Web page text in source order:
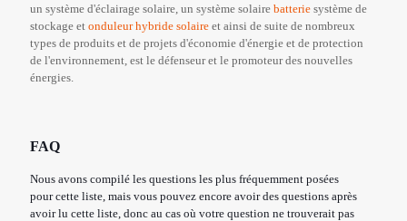
un système d'éclairage solaire, un système solaire batterie système de
stockage et onduleur hybride solaire et ainsi de suite de nombreux
types de produits et de projets d'économie d'énergie et de protection
de l'environnement, est le défenseur et le promoteur des nouvelles
énergies.
FAQ
Nous avons compilé les questions les plus fréquemment posées
pour cette liste, mais vous pouvez encore avoir des questions après
avoir lu cette liste, donc au cas où votre question ne trouverait pas